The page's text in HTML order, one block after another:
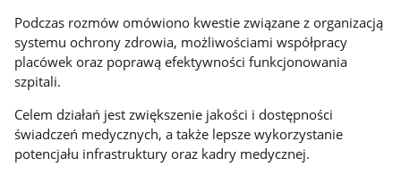
Podczas rozmów omówiono kwestie związane z organizacją
systemu ochrony zdrowia, możliwościami współpracy
placówek oraz poprawą efektywności funkcjonowania
szpitali.
Celem działań jest zwiększenie jakości i dostępności
świadczeń medycznych, a także lepsze wykorzystanie
potencjału infrastruktury oraz kadry medycznej.